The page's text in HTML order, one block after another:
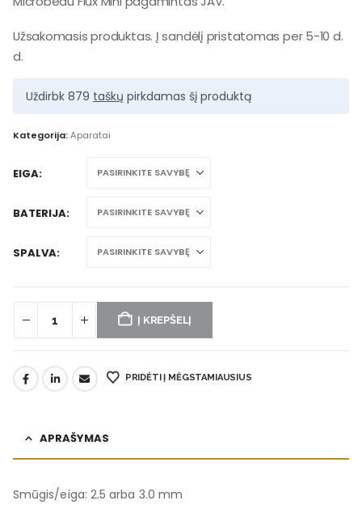
Užsakomasis produktas. Į sandėlį pristatomas per 5-10 d.
d.
Uždirbk 879 taškų pirkdamas šį produktą
Kategorija:Aparatai
EIGA
BATERIJA
SPALVA
Į KREPŠELĮ
PRIDĖTI Į MĖGSTAMIAUSIUS
APRAŠYMAS
Smūgis/eiga: 2.5 arba 3.0 mm